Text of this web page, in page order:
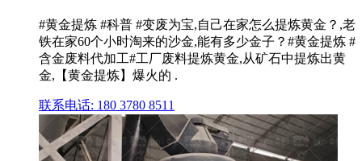
#黄金提炼 #科普 #变废为宝,自己在家怎么提炼黄金？,老
铁在家60个小时淘来的沙金,能有多少金子？#黄金提炼 #
含金废料代加工#工厂废料提炼黄金,从矿石中提炼出黄
金,【黄金提炼】爆火的 .
联系电话: 180 3780 8511